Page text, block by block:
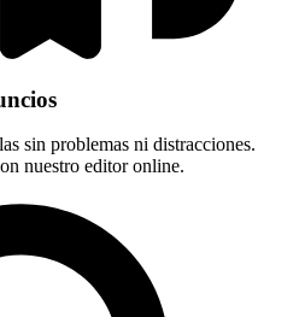
sin problemas ni distracciones.
nuestro editor online.